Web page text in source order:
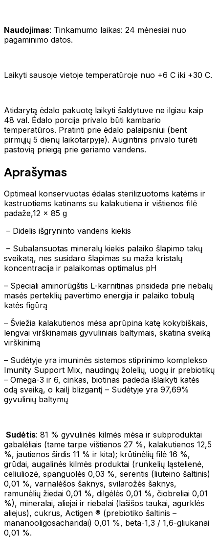
Naudojimas: Tinkamumo laikas: 24 mėnesiai nuo
pagaminimo datos.
Laikyti sausoje vietoje temperatūroje nuo +6 С iki +30 С.
Atidarytą ėdalo pakuotę laikyti šaldytuve ne ilgiau kaip
48 val. Ėdalo porcija privalo būti kambario
temperatūros. Pratinti prie ėdalo palaipsniui (bent
pirmųjų 5 dienų laikotarpyje). Augintinis privalo turėti
pastovią prieigą prie geriamo vandens.
Aprašymas
Optimeal konservuotas ėdalas sterilizuotoms katėms ir
kastruotiems katinams su kalakutiena ir vištienos filė
padaže,12 x 85 g
– Didelis išgryninto vandens kiekis
– Subalansuotas mineralų kiekis palaiko šlapimo takų
sveikatą, nes susidaro šlapimas su maža kristalų
koncentracija ir palaikomas optimalus pH
– Speciali aminorūgštis L-karnitinas prisideda prie riebalų
masės perteklių pavertimo energija ir palaiko tobulą
katės figūrą
– Šviežia kalakutienos mėsa aprūpina katę kokybiškais,
lengvai virškinamais gyvuliniais baltymais, skatina sveiką
virškinimą
– Sudėtyje yra imuninės sistemos stiprinimo komplekso
Imunity Support Mix, naudingų žolelių, uogų ir prebiotikų
– Omega-3 ir 6, cinkas, biotinas padeda išlaikyti katės
odą sveiką, o kailį blizgantį – Sudėtyje yra 97,69%
gyvulinių baltymų
Sudėtis: 81 % gyvulinės kilmės mėsa ir subproduktai
gabalėliais (tame tarpe vištienos 27 %, kalakutienos 12,5
%, jautienos širdis 11 % ir kita); krūtinėlių filė 16 %,
grūdai, augalinės kilmės produktai (runkelių ląstelienė,
celiuliozė, spanguolės 0,03 %, serentis (liuteino šaltinis)
0,01 %, varnalėšos šaknys, svilarožės šaknys,
ramunėlių žiedai 0,01 %, dilgėlės 0,01 %, čiobreliai 0,01
%), mineralai, aliejai ir riebalai (lašišos taukai, agurklės
aliejus), cukrus, Actigen ® (prebiotiko šaltinis –
mananooligosacharidai) 0,01 %, beta-1,3 / 1,6-gliukanai
0,01 %.